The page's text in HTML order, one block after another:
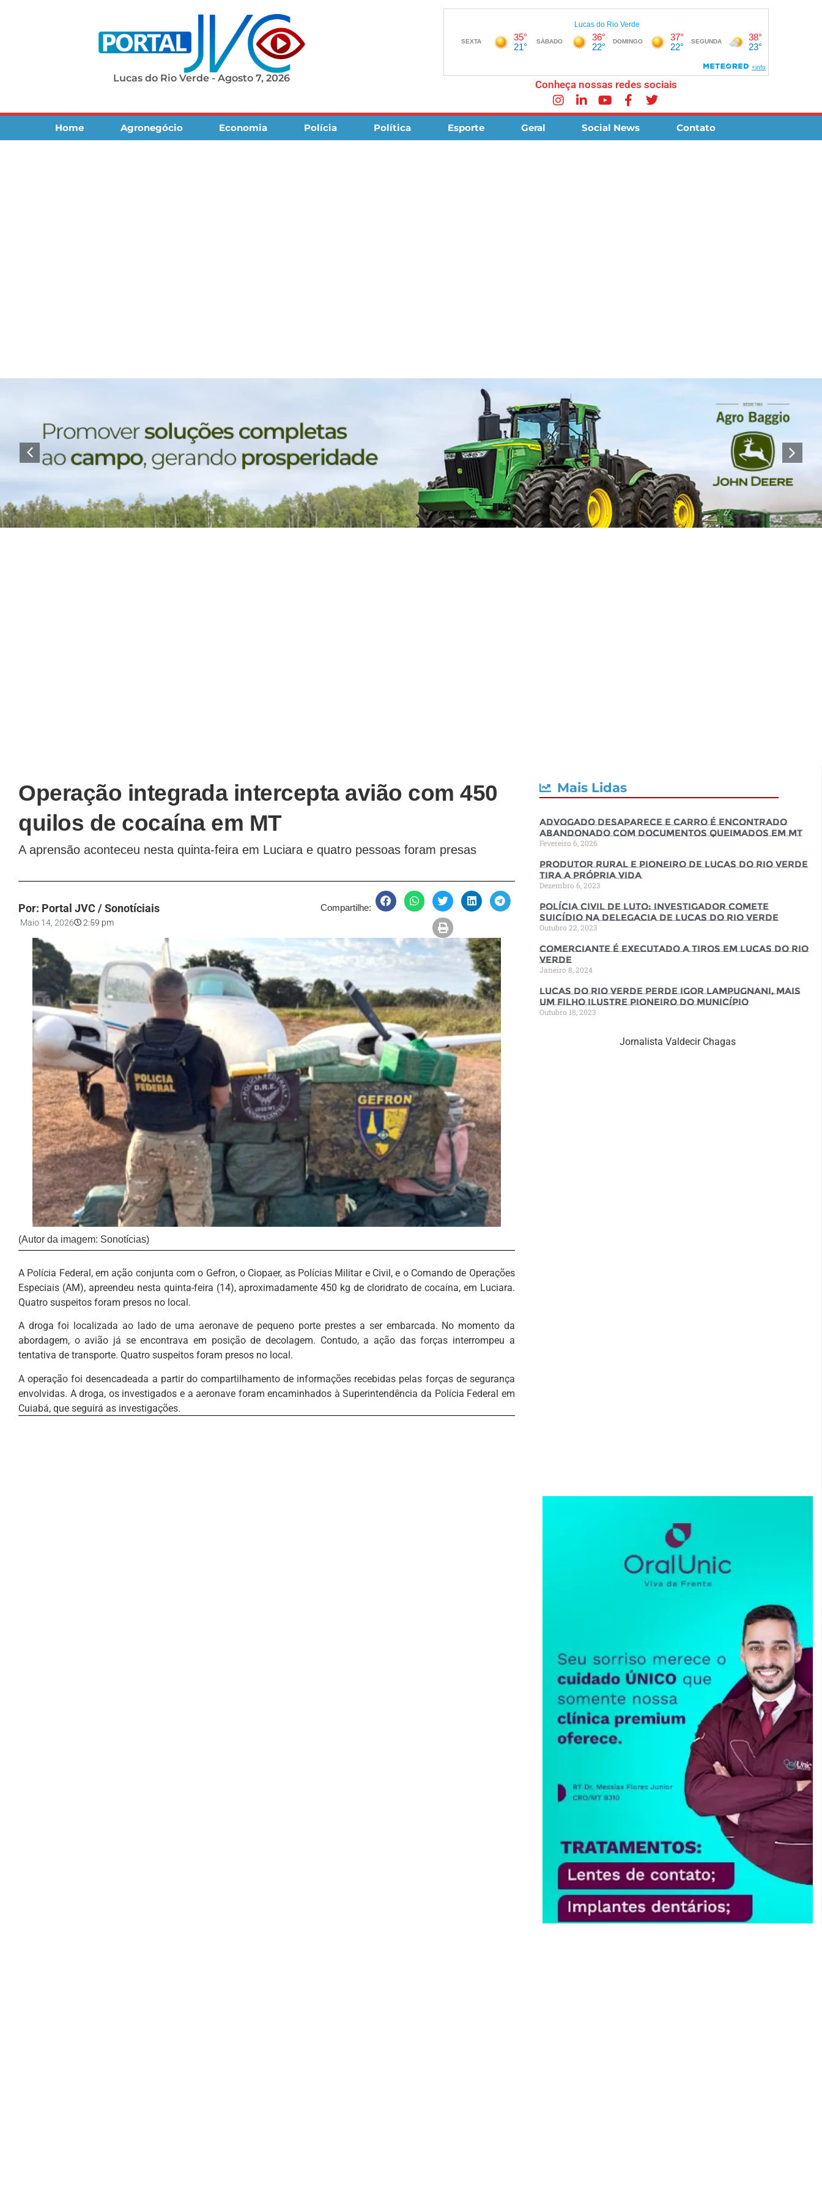
Lucas do Rio Verde - Agosto 7, 2026
Conheça nossas redes sociais
Home Agronegócio Economia Polícia Política Esporte Geral Social News Contato
Operação integrada intercepta avião com 450
quilos de cocaína em MT
A aprensão aconteceu nesta quinta-feira em Luciara e quatro pessoas foram presas
Por: Portal JVC / Sonotíciais
Maio 14, 2026 2:59 pm
Compartilhe:
(Autor da imagem: Sonotícias)
A Polícia Federal, em ação conjunta com o Gefron, o Ciopaer, as Polícias Militar e Civil, e o Comando de Operações
Especiais (AM), apreendeu nesta quinta-feira (14), aproximadamente 450 kg de cloridrato de cocaína, em Luciara.
Quatro suspeitos foram presos no local.
A droga foi localizada ao lado de uma aeronave de pequeno porte prestes a ser embarcada. No momento da
abordagem, o avião já se encontrava em posição de decolagem. Contudo, a ação das forças interrompeu a
tentativa de transporte. Quatro suspeitos foram presos no local.
A operação foi desencadeada a partir do compartilhamento de informações recebidas pelas forças de segurança
envolvidas. A droga, os investigados e a aeronave foram encaminhados à Superintendência da Polícia Federal em
Cuiabá, que seguirá as investigações.
Mais Lidas
Advogado desaparece e carro é encontrado
abandonado com documentos queimados em MT
Fevereiro 6, 2026
Produtor rural e pioneiro de Lucas do Rio Verde
tira a própria vida
Dezembro 6, 2023
Polícia Civil de luto: Investigador comete
suicídio na Delegacia de Lucas do Rio Verde
Outubro 22, 2023
Comerciante é executado a tiros em Lucas do Rio
Verde
Janeiro 8, 2024
Lucas do Rio Verde perde Igor Lampugnani, mais
um filho ilustre pioneiro do município
Outubro 18, 2023
Jornalista Valdecir Chagas